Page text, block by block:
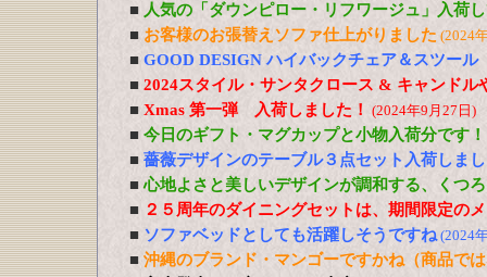
■ 人気の「ダウンピロー・リフワージュ」入荷
■ お客様のお張替えソファ仕上がりました (2024
■ GOOD DESIGN ハイバックチェア＆スツー
■ 2024スタイル・サンタクロース & キャンドル
■ Xmas 第一弾 入荷しました！ (2024年9月27日)
■ 今日のギフト・マグカップと小物入荷分です！
■ 薔薇デザインのテーブル３点セット入荷しま
■ 心地よさと美しいデザインが調和する、くつ
■ ２５周年のダイニングセットは、期間限定の
■ ソファベッドとしても活躍しそうですね(2024
■ 沖縄のブランド・マンゴーですかね（商品で